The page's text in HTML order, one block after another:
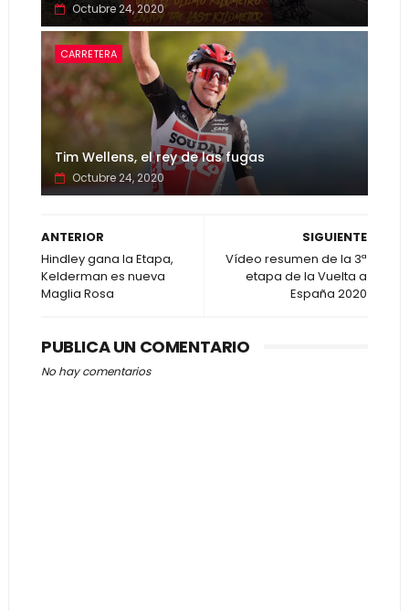
Octubre 24, 2020
CARRETERA
Tim Wellens, el rey de las fugas
Octubre 24, 2020
SIGUIENTE
Vídeo resumen de la 3ª
etapa de la Vuelta a
España 2020
ANTERIOR
Hindley gana la Etapa,
Kelderman es nueva
Maglia Rosa
PUBLICA UN COMENTARIO
No hay comentarios